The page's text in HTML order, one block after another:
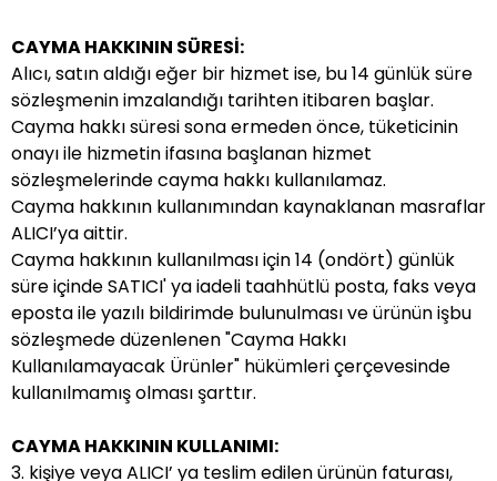
CAYMA HAKKININ SÜRESİ:
Alıcı, satın aldığı eğer bir hizmet ise, bu 14 günlük süre
sözleşmenin imzalandığı tarihten itibaren başlar.
Cayma hakkı süresi sona ermeden önce, tüketicinin
onayı ile hizmetin ifasına başlanan hizmet
sözleşmelerinde cayma hakkı kullanılamaz.
Cayma hakkının kullanımından kaynaklanan masraflar
ALICI’ya aittir.
Cayma hakkının kullanılması için 14 (ondört) günlük
süre içinde SATICI' ya iadeli taahhütlü posta, faks veya
eposta ile yazılı bildirimde bulunulması ve ürünün işbu
sözleşmede düzenlenen "Cayma Hakkı
Kullanılamayacak Ürünler" hükümleri çerçevesinde
kullanılmamış olması şarttır.
CAYMA HAKKININ KULLANIMI:
3. kişiye veya ALICI’ ya teslim edilen ürünün faturası,